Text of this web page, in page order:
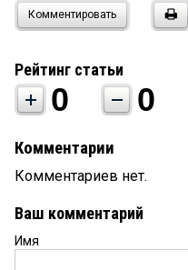
Комментировать
Рейтинг статьи
0 0
Комментарии
Комментариев нет.
Ваш комментарий
Имя